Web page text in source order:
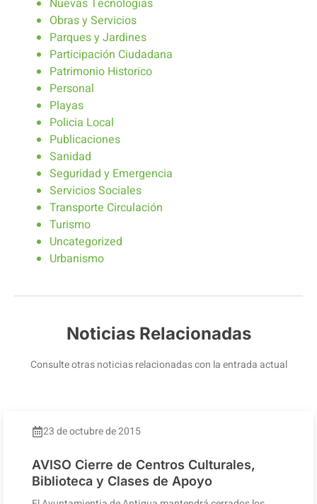
Nuevas Tecnologias
Obras y Servicios
Parques y Jardines
Participación Ciudadana
Patrimonio Historico
Personal
Playas
Policia Local
Publicaciones
Sanidad
Seguridad y Emergencia
Servicios Sociales
Transporte Circulación
Turismo
Uncategorized
Urbanismo
Noticias Relacionadas
Consulte otras noticias relacionadas con la entrada actual
23 de octubre de 2015
AVISO Cierre de Centros Culturales,
Biblioteca y Clases de Apoyo